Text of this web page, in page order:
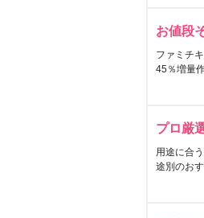
お値段
ファミチ
45％増量
プロ厳
用途に合
途別のお